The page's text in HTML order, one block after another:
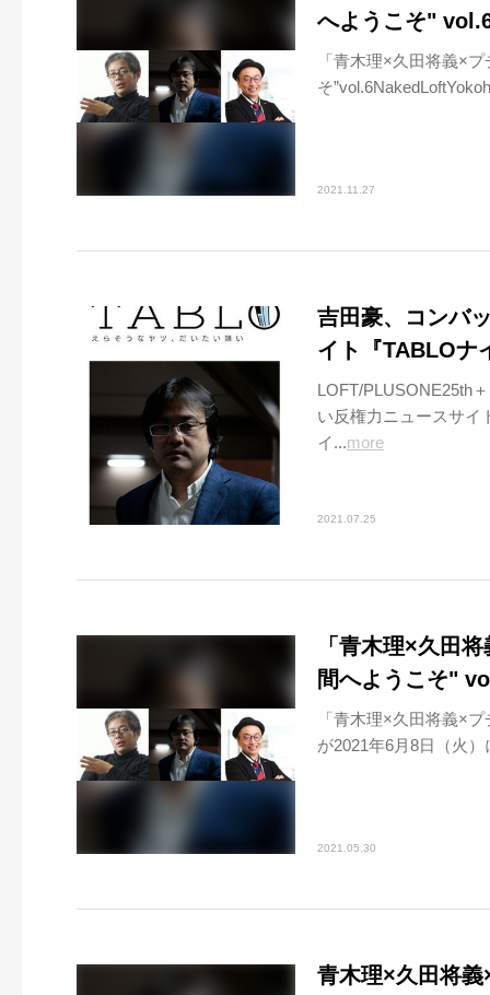
へようこそ"
「青木理×久田将義×
そ
2021.11.27
吉田豪、コンバ
イト『TABLOナ
LOFT/PLUSONE25th
い反権力ニュースサイ
イ...more
2021.07.25
「青木理×久田
間へようこそ"
「青木理×久田将義×
が2021年6月8日（火
2021.05.30
青木理×久田将